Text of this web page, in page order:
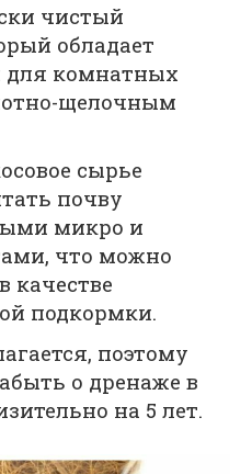
чистый
обладает
комнатных
щелочным
сырье
почву
микро и
что можно
качестве
подкормки.
поэтому
о дренаже в
на 5 лет.